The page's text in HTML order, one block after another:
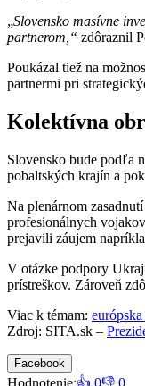
„Slovensko masívne
partnerom,“ zdôraznil
Poukázal tiež na
partnermi pri
Kolektívna
Slovensko bude podľa
pobaltských krajín a
Na plenárnom
profesionálnych
prejavili záujem
V otázke podpory
prístreškov. Zároveň
Viac k témam:
Zdroj: SITA.sk –
Facebook
Hodnotenie:👍 0👎 0